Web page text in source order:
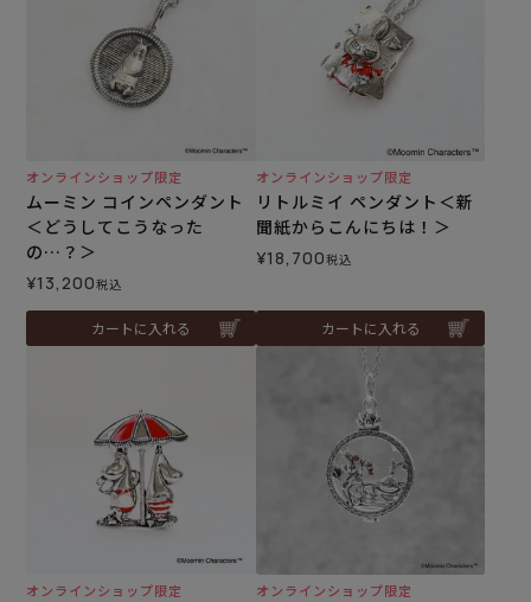
オンラインショップ限定
ムーミン コインペンダント
＜どうしてこうなった
の…？＞
¥13,200税込
カートに入れる
オンラインショップ限定
リトルミイ ペンダント＜新
聞紙からこんにちは！＞
¥18,700税込
カートに入れる
オンラインショップ限定 オンラインショップ限定